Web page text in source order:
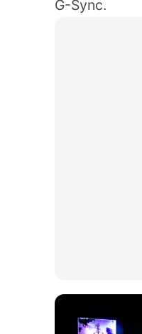
G-Sync.